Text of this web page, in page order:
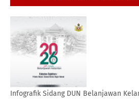
Infografik Sidang DUN Belanjawan